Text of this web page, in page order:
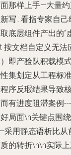
那样上手—大量
写…看指专家自
底层组件产出的“
按文档自定义无法
即产验队积载模
集划定从工程标
序反瑕结果导致
有进度阻滞案例
局面\n关键点围
用静态语析比从
的转折\n\n实际